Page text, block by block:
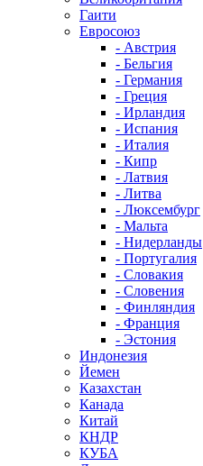
Гаити
Евросоюз
- Австрия
- Бельгия
- Германия
- Греция
- Ирландия
- Испания
- Италия
- Кипр
- Латвия
- Литва
- Люксембург
- Мальта
- Нидерланды
- Португалия
- Словакия
- Словения
- Финляндия
- Франция
- Эстония
Индонезия
Йемен
Казахстан
Канада
Китай
КНДР
КУБА